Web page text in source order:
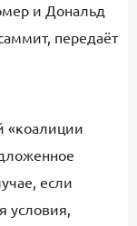
и Дональд
передаёт
«коалиции
если
условия,